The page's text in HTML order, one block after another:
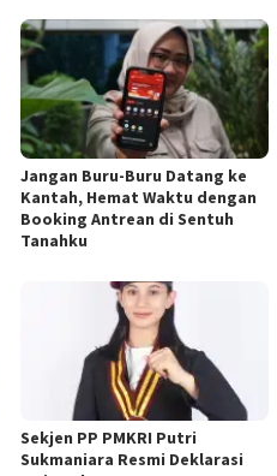
Jangan Buru-Buru Datang ke
Kantah, Hemat Waktu dengan
Booking Antrean di Sentuh
Tanahku
Sekjen PP PMKRI Putri
Sukmaniara Resmi Deklarasi